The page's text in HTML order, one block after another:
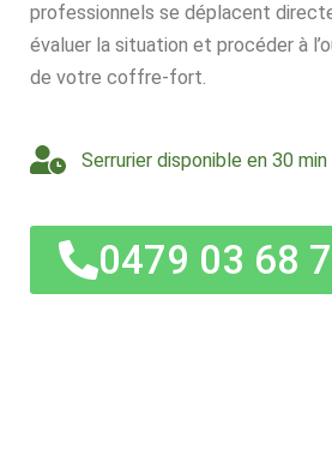
professionnels se déplacent
évaluer la situation et procéder à
de votre coffre-fort.
Serrurier disponible en 30 min
0479 03 68